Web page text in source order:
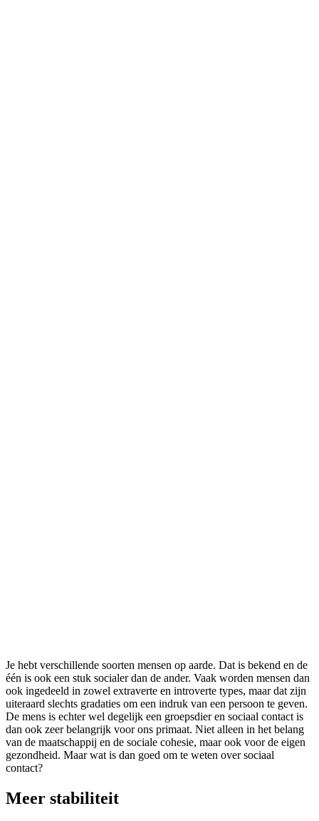
Je hebt verschillende soorten mensen op aarde. Dat is bekend en de
één is ook een stuk socialer dan de ander. Vaak worden mensen dan
ook ingedeeld in zowel extraverte en introverte types, maar dat zijn
uiteraard slechts gradaties om een indruk van een persoon te geven.
De mens is echter wel degelijk een groepsdier en sociaal contact is
dan ook zeer belangrijk voor ons primaat. Niet alleen in het belang
van de maatschappij en de sociale cohesie, maar ook voor de eigen
gezondheid. Maar wat is dan goed om te weten over sociaal
contact?
Meer stabiliteit